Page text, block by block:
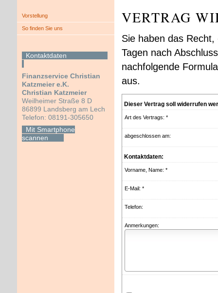
Vorstellung
So finden Sie uns
Kontaktdaten
Finanzservice Christian
Katzmeier e.K.
Christian Katzmeier
Weilheimer Straße 8 D
86899 Landsberg am Lech
Telefon: 08191-305650
Mit Smartphone
scannen
VERTRAG
Sie haben das
Tagen nach
nachfolgende
aus.
Dieser Vertrag soll widerrufen
Art des Vertrags: *
abgeschlossen am:
Kontaktdaten:
Vorname, Name: *
E-Mail: *
Telefon:
Anmerkungen: